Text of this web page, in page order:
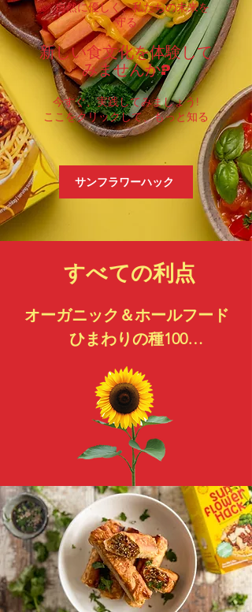
✅ 自然に優しく、私たちの未来を
守る
新しい食文化を体験して
みませんか?
今すぐ、実践してみましょう!
ここをクリックして、もっと知る
サンフラワーハック
すべての利点
オーガニック＆ホールフード
ひまわりの種100
ビーガン
すべての必須アミノ酸を含
む
高タンパク、高繊維質
ビタミンB群、特に葉酸が豊
富
高品質のポリフェノール
低炭水化物・低脂肪
大豆不使用
アレルゲンなし
遺伝子組み換え食品不使用